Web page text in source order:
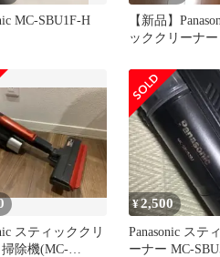
MC-SBU1F-H
【新品】
ッククリーナ
スティッククリ
除機(MC-
¥2,500
Panasonic ステ
ーナー MC-